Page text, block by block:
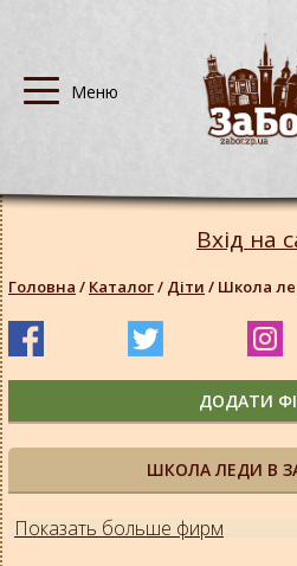
ШКОЛА ЛЕДИ В
Показать больше фирм
Вхід на
Головна / Каталог/ Діти / Школа
ДОДАТИ